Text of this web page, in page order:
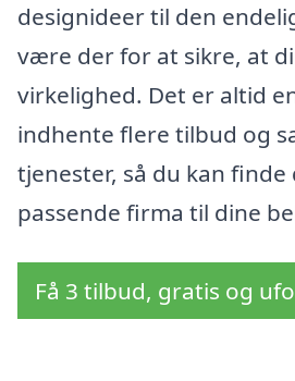
designideer til den
være der for at sikre, at
virkelighed. Det er altid
indhente flere tilbud og
tjenester, så du kan finde
passende firma til dine
Få 3 tilbud, gratis og